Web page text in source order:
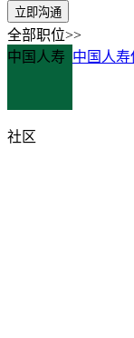
立即沟通
全部职位>>
中国人寿 中国人
社区